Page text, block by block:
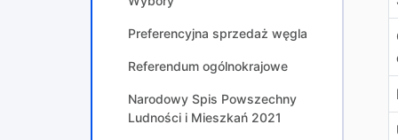
Preferencyjna sprzedaż węgla
Referendum ogólnokrajowe
Narodowy Spis Powszechny
Ludności i Mieszkań 2021